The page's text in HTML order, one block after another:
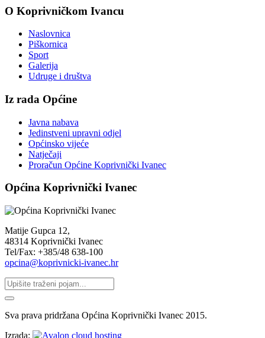
O Koprivničkom Ivancu
Naslovnica
Piškornica
Sport
Galerija
Udruge i društva
Iz rada Općine
Javna nabava
Jedinstveni upravni odjel
Općinsko vijeće
Natječaji
Proračun Općine Koprivnički Ivanec
Općina Koprivnički Ivanec
Matije Gupca 12,
48314 Koprivnički Ivanec
Tel/Fax: +385/48 638-100
opcina@koprivnicki-ivanec.hr
Sva prava pridržana Općina Koprivnički Ivanec 2015.
Izrada: